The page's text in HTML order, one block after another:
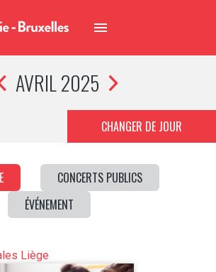
AVRIL 2025
CHANGER DE JOUR
CONCERTS PUBLICS
ÉVÉNEMENT
Liège